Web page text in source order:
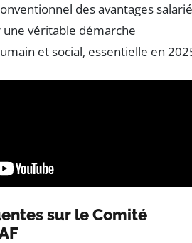
des avantages
véritable démarche
et social, essentielle en
sur le Comité